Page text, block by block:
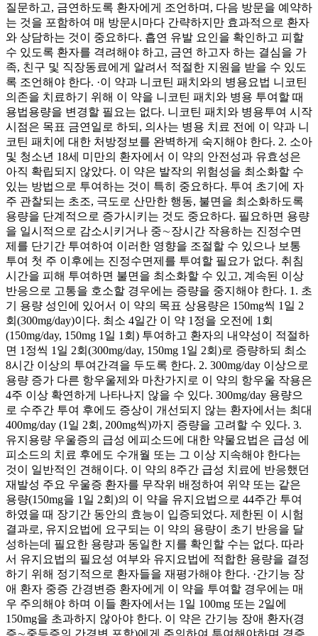
질문하고, 금연하도록 환자에게 조언하며, 다음 방문을 예약하
는 것을 포함하여 매 방문시마다 간략하지만 효과적으로 환자
와 상담하는 것이 중요하다. 흡연 유발 요인을 확인하고 피할
수 있도록 환자를 격려해야 하고, 금연 하고자 하는 결심을 가
족, 친구 및 직장동료에게 알려서 적절한 지원을 받을 수 있도
록 조언해야 한다. ·이 약과 니코틴 패치와의 병용요법 니코틴
의존을 치료하기 위해 이 약을 니코틴 패치와 병용 투여할 때
용법용량을 변경할 필요는 없다. 니코틴 패치와 병용투여 시작
시점은 목표 금연일로 하되, 의사는 병용 치료 전에 이 약과 니
코틴 패치에 대한 처방정보를 완벽하게 숙지해야 한다. 2. 소아
및 청소년 18세 미만의 환자에서 이 약의 안전성과 유효성은
아직 확립되지 않았다. 이 약은 발작의 위험성을 최소화할 수
있는 방법으로 투여하는 것이 특히 중요하다. 투여 초기에 자
주 관찰되는 초조, 극도로 산만한 행동, 불면을 최소화하도록
용량을 단계적으로 증가시키는 것도 중요하다. 필요하면 용량
을 일시적으로 감소시키거나 중∼장시간 작용하는 진정수면
제를 단기간 투여하여 이러한 영향을 조절할 수 있으나 보통
투여 첫 주 이후에는 진정수면제를 투여할 필요가 없다. 취침
시간을 피해 투여하면 불면을 최소화할 수 있고, 계속된 이상
반응으로 고통을 호소할 경우에는 증량을 중지해야 한다. 1. 초
기 용량 성인에 있어서 이 약의 목표 상용량은 150mg씩 1일 2
회(300mg/day)이다. 최소 4일간 이 약 1정을 오전에 1회
(150mg/day, 150mg 1일 1회) 투여하고 환자의 내약성이 적절하
면 1정씩 1일 2회(300mg/day, 150mg 1일 2회)로 증량하되 최소
8시간 이상의 투여간격을 두도록 한다. 2. 300mg/day 이상으로
용량 증가 다른 항우울제와 마찬가지로 이 약의 항우울 작용은
4주 이상 확연하게 나타나지 않을 수 있다. 300mg/day 용량으
로 수주간 투여 후에도 증상이 개선되지 않는 환자에서는 최대
400mg/day (1일 2회, 200mg씩)까지 증량을 고려할 수 있다. 3.
유지용량 우울증의 급성 에피소드에 대한 약물요법은 급성 에
피소드의 치료 후에도 수개월 또는 그 이상 지속해야 한다는
것이 일반적인 견해이다. 이 약의 8주간 급성 치료에 반응했던
재발성 주요 우울증 환자를 무작위 배정하여 위약 또는 같은
용량(150mg을 1일 2회)의 이 약을 유지요법으로 44주간 투여
하였을 때 장기간 동안의 효능이 입증되었다. 제한된 이 시험
결과로, 유지요법에 요구되는 이 약의 용량이 초기 반응을 달
성하는데 필요한 용량과 동일한 지를 확인할 수는 없다. 따라
서 유지요법의 필요성 여부와 유지요법에 적합한 용량을 결정
하기 위해 정기적으로 환자들을 재평가해야 한다. ·간기능 장
애 환자 중증 간경변증 환자에게 이 약을 투여할 경우에는 매
우 주의해야 하며 이들 환자에서는 1일 100mg 또는 2일에
150mg을 초과하지 않아야 한다. 이 약은 간기능 장애 환자(경